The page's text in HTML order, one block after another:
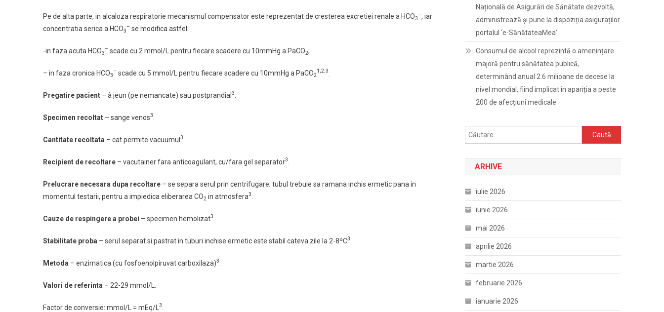
Pe de alta parte, in alcaloza respiratorie mecanismul compensator este reprezentat de cresterea excretiei renale a HCO3
–, iar
concentratia serica a HCO3
– se modifica astfel:
-in faza acuta HCO3
– scade cu 2 mmol/L pentru fiecare scadere cu 10mmHg a PaCO2;
– in faza cronica HCO3
– scade cu 5 mmol/L pentru fiecare scadere cu 10mmHg a PaCO2
1;2;3
.
Pregatire pacient – à jeun (pe nemancate) sau postprandial 3
Specimen recoltat – sange venos3
Cantitate recoltata – cat permite vacuumul 3
Recipient de recoltare – vacutainer fara anticoagulant, cu/fara gel separator3
Prelucrare necesara dupa recoltare – se separa serul prin centrifugare; tubul trebuie sa ramana inchis ermetic pana in
momentul testarii, pentru a impiedica eliberarea CO2 in atmosfera3
Cauze de respingere a probei – specimen hemolizat3
Stabilitate proba – serul separat si pastrat in tuburi inchise ermetic este stabil cateva zile la 2-8ºC3
Metoda – enzimatica (cu fosfoenolpiruvat carboxilaza)3
Valori de referinta – 22-29 mmol/L.
Factor de conversie: mmol/L = mEq/L 3
Națională de Asigurări de Sănătate dezvoltă,
administrează și pune la dispoziția asiguraților
portalul ‘e-SănătateaMea’
Consumul de alcool reprezintă o amenințare
majoră pentru sănătatea publică,
determinând anual 2.6 milioane de decese la
nivel mondial, fiind implicat în apariția a peste
200 de afecțiuni medicale
Caută
după:
ARHIVE
iulie 2026
iunie 2026
mai 2026
aprilie 2026
martie 2026
februarie 2026
ianuarie 2026